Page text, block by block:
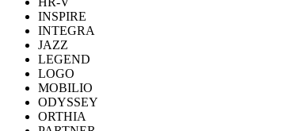
INSPIRE
INTEGRA
JAZZ
LEGEND
LOGO
MOBILIO
ODYSSEY
ORTHIA